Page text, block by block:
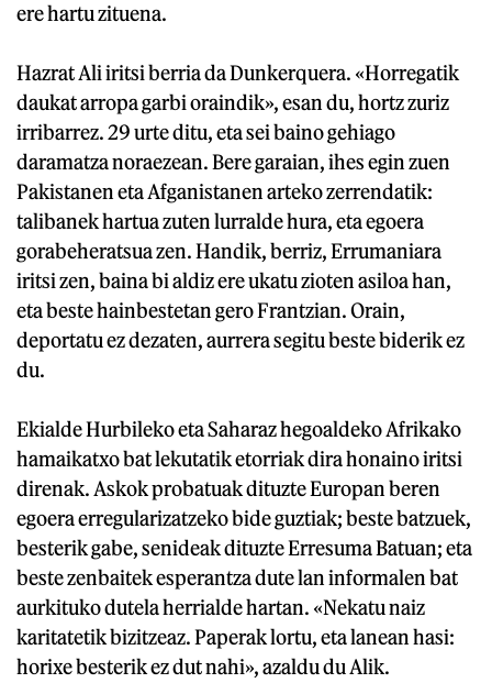
ere hartu zituena.
Hazrat Ali iritsi berria da Dunkerquera. «Horregatik
daukat arropa garbi oraindik», esan du, hortz zuriz
irribarrez. 29 urte ditu, eta sei baino gehiago
daramatza noraezean. Bere garaian, ihes egin zuen
Pakistanen eta Afganistanen arteko zerrendatik:
talibanek hartua zuten lurralde hura, eta egoera
gorabeheratsua zen. Handik, berriz, Errumaniara
iritsi zen, baina bi aldiz ere ukatu zioten asiloa han,
eta beste hainbestetan gero Frantzian. Orain,
deportatu ez dezaten, aurrera segitu beste biderik ez
du.
Ekialde Hurbileko eta Saharaz hegoaldeko Afrikako
hamaikatxo bat lekutatik etorriak dira honaino iritsi
direnak. Askok probatuak dituzte Europan beren
egoera erregularizatzeko bide guztiak; beste batzuek,
besterik gabe, senideak dituzte Erresuma Batuan; eta
beste zenbaitek esperantza dute lan informalen bat
aurkituko dutela herrialde hartan. «Nekatu naiz
karitatetik bizitzeaz. Paperak lortu, eta lanean hasi:
horixe besterik ez dut nahi», azaldu du Alik.